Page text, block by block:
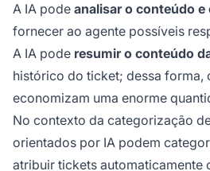
A IA pode analisar o conteúdo
fornecer ao agente possíveis
A IA pode resumir o conteúdo
histórico do ticket; dessa forma,
economizam uma enorme
No contexto da categorização
orientados por IA podem
atribuir tickets automaticamente